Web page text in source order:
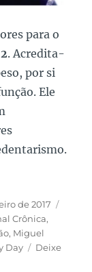
para o
. Acredita-
por si
Ele
de 2017
Crônica,
, Miguel
Day
Deixe